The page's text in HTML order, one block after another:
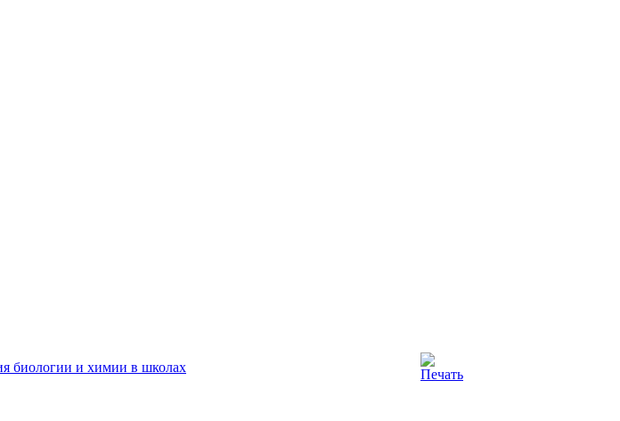
биологии и химии в школах